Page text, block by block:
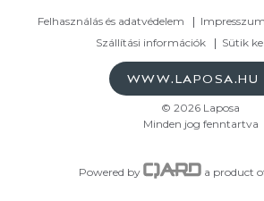
Felhasználás és adatvédelem Impresszum
Szállítási információk
Sütik
WWW.LAPOSA.HU
© 2026 Laposa
Minden jog fenntartva
Powered by a product